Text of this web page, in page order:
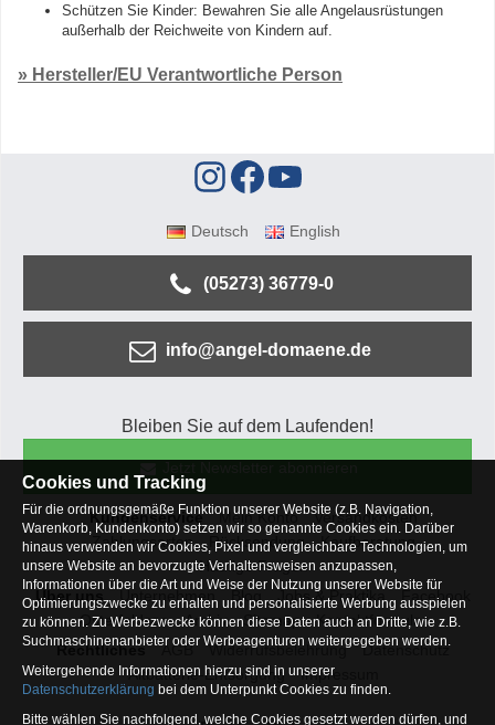
Schützen Sie Kinder: Bewahren Sie alle Angelausrüstungen
außerhalb der Reichweite von Kindern auf.
» Hersteller/EU Verantwortliche Person
Deutsch English
(05273) 36779-0
info@angel-domaene.de
Bleiben Sie auf dem Laufenden!
Kundenservice Mein Konto
Versandkosten
Zahlungsarten
Rücksendung
Kaufberatung
Häufige Fragen
Über uns
Unternehmen Blog Jobs & Praktika
Facebook
Osterfeldsee
Archiv Sitemap
Kontaktformular
Rechtliches
AGB Widerrufsbelehrung
Datenschutz
Altbatterie-Entsorgung
Impressum
Cookies und Tracking
Für die ordnungsgemäße Funktion unserer Website (z.B. Navigation,
Warenkorb, Kundenkonto) setzen wir so genannte Cookies ein. Darüber
hinaus verwenden wir Cookies, Pixel und vergleichbare Technologien, um
unsere Website an bevorzugte Verhaltensweisen anzupassen,
Informationen über die Art und Weise der Nutzung unserer Website für
Optimierungszwecke zu erhalten und personalisierte Werbung ausspielen
zu können. Zu Werbezwecke können diese Daten auch an Dritte, wie z.B.
Suchmaschinenanbieter oder Werbeagenturen weitergegeben werden.
Weitergehende Informationen hierzu sind in unserer
Datenschutzerklärung bei dem Unterpunkt Cookies zu finden.
Bitte wählen Sie nachfolgend, welche Cookies gesetzt werden dürfen, und